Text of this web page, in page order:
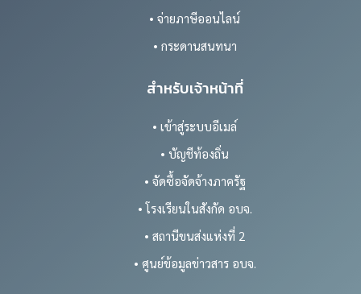
• จ่ายภาษีออนไลน์
• กระดานสนทนา
สำหรับเจ้าหน้าที่
• เข้าสู่ระบบอีเมล์
• บัญชีท้องถิ่น
• จัดซื้อจัดจ้างภาครัฐ
• โรงเรียนในสังกัด อบจ.
• สถานีขนส่งแห่งที่ 2
• ศูนย์ข้อมูลข่าวสาร อบจ.